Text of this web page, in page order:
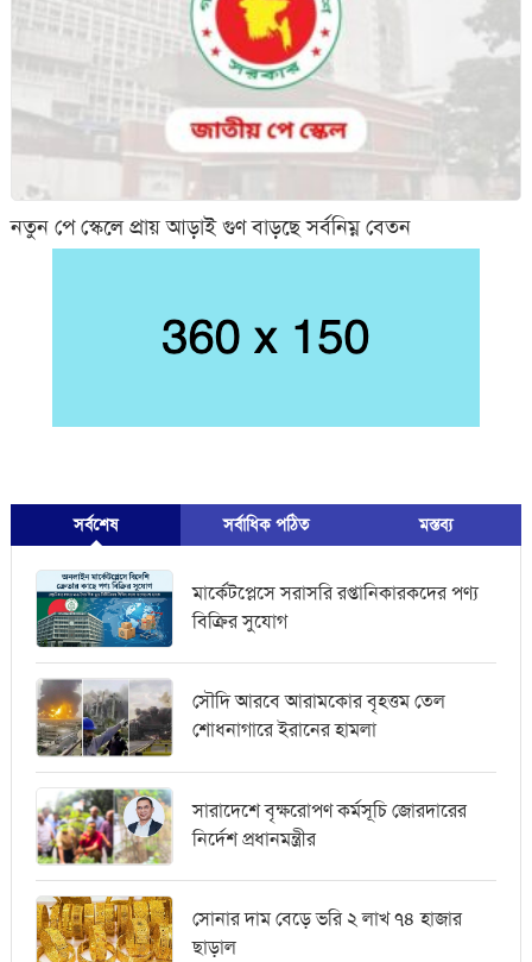
নতুন পে স্কেলে প্রায় আড়াই গুণ বাড়ছে সর্বনিম্ন বেতন
সর্বশেষ সর্বাধিক পঠিত মস্তব্য
মার্কেটপ্লেসে সরাসরি রপ্তানিকারকদের পণ্য
বিক্রির সুযোগ
সৌদি আরবে আরামকোর বৃহত্তম তেল
শোধনাগারে ইরানের হামলা
সারাদেশে বৃক্ষরোপণ কর্মসূচি জোরদারের
নির্দেশ প্রধানমন্ত্রীর
সোনার দাম বেড়ে ভরি ২ লাখ ৭৪ হাজার
ছাড়াল